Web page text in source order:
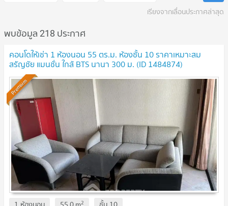
เรียงจากเลื่อนประกาศล่าสุด
พบข้อมูล 218 ประกาศ
คอนโดให้เช่า 1 ห้องนอน 55 ตร.ม. ห้องชั้น 10 ราคาเหมาะสม
สรัญชัย แมนชั่น ใกล้ BTS นานา 300 ม. (ID 1484874)
Premium
2